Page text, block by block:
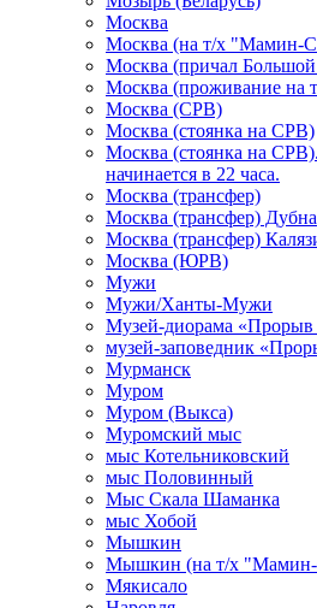
Москва
Москва (на т/х "Мамин-
Москва (причал
Москва (проживание на
Москва (СРВ)
Москва (стоянка на СРВ)
Москва (стоянка на
начинается в 22 часа.
Москва (трансфер)
Москва (трансфер) Дубна
Москва (трансфер)
Москва (ЮРВ)
Мужи
Мужи/Ханты-Мужи
Музей-диорама «Прорыв
музей-заповедник
Мурманск
Муром
Муром (Выкса)
Муромский мыс
мыс Котельниковский
мыс Половинный
Мыс Скала Шаманка
мыс Хобой
Мышкин
Мышкин (на т/х
Мякисало